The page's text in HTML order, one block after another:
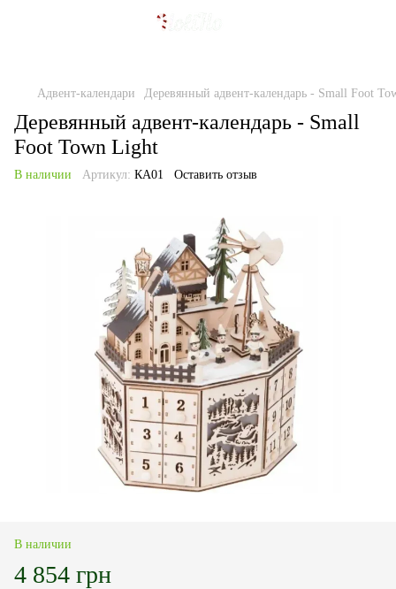
Адвент-календари Деревянный адвент-календарь - Small Foot
Деревянный адвент-календарь - Small
Foot Town Light
В наличии Артикул: КА01 Оставить отзыв
В наличии
4 854 грн